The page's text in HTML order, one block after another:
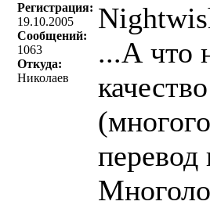
Регистрация:
19.10.2005
Сообщений:
1063
Откуда:
Николаев
...А что
перевод